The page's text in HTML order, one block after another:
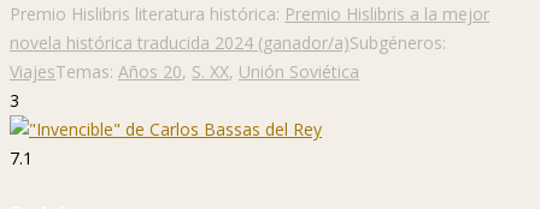
Premio Hislibris literatura histórica: Premio Hislibris a la mejor
novela histórica traducida 2024 (ganador/a)Subgéneros:
ViajesTemas: Años 20, S. XX, Unión Soviética
3
7.1